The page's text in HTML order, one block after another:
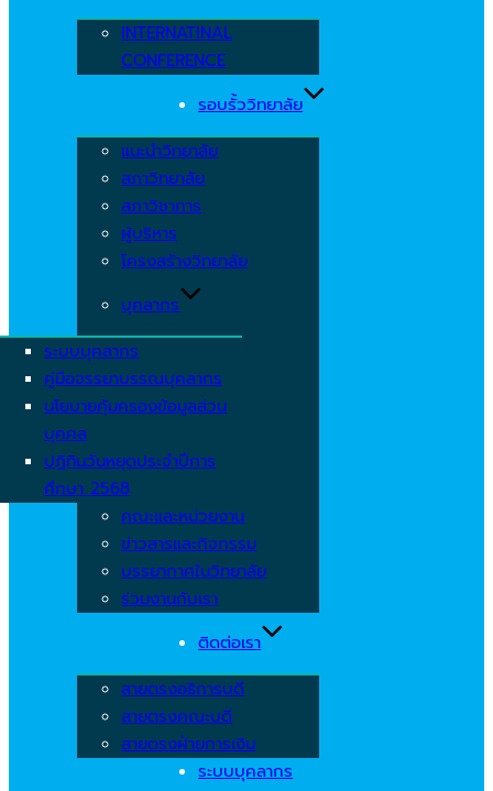
INTERNATINAL
CONFERENCE
รอบรั้ววิทยาลัย
แนะนำวิทยาลัย
สภาวิทยาลัย
สภาวิชาการ
ผู้บริหาร
โครงสร้างวิทยาลัย
บุคลากร
ระบบบุคลากร
คู่มือจรรยาบรรณบุคลากร
นโยบายคุ้มครองข้อมูลส่วน
บุคคล
ปฏิทินวันหยุดประจำปีการ
ศึกษา 2568
คณะและหน่วยงาน
ข่าวสารและกิจกรรม
บรรยากาศในวิทยาลัย
ร่วมงานกับเรา
ติดต่อเรา
สายตรงอธิการบดี
สายตรงคณะบดี
สายตรงฝ่ายการเงิน
ระบบบุคลากร